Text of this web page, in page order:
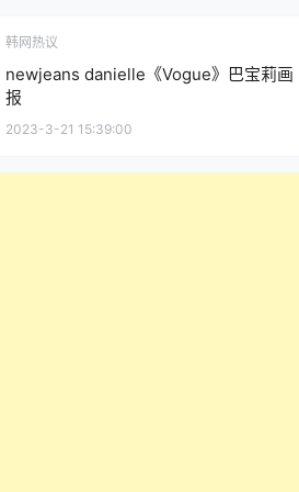
韩网热议
newjeans danielle《Vogue》巴宝莉画
报
2023-3-21 15:39:00